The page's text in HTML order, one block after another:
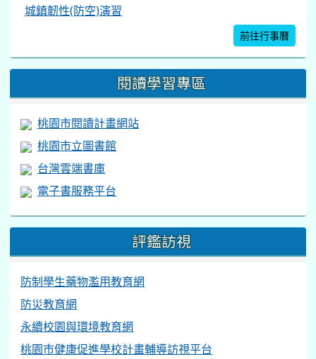
城鎮韌性(防空)演習
前往行事曆
閱讀學習專區
桃園市閱讀計畫網站
桃園市立圖書館
台灣雲端書庫
電子書服務平台
評鑑訪視
防制學生藥物濫用教育網
防災教育網
永續校園與環境教育網
桃園市健康促進學校計畫輔導訪視平台